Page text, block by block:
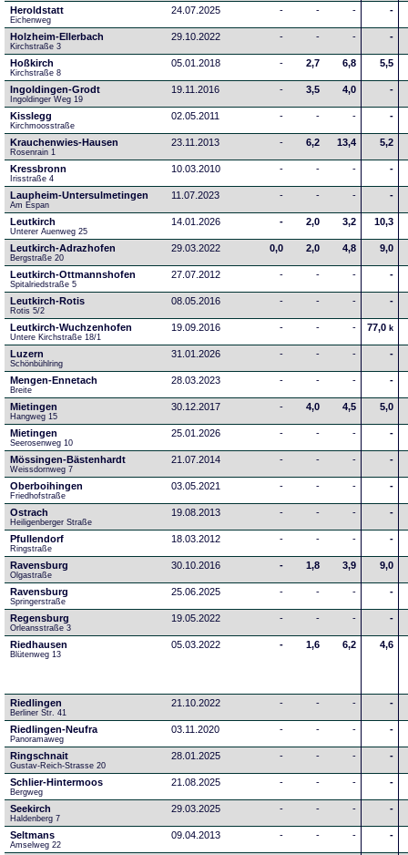
Heroldstatt
Eichenweg
24.07.2025 - - - -
Holzheim-Ellerbach
Kirchstraße 3
29.10.2022 - - - -
Hoßkirch
Kirchstraße 8
05.01.2018 - 2,7 6,8 5,5
Ingoldingen-Grodt
Ingoldinger Weg 19
19.11.2016 - 3,5 4,0 -
Kisslegg
Kirchmoosstraße
02.05.2011 - - - -
Krauchenwies-Hausen
Rosenrain 1
23.11.2013 - 6,2 13,4 5,2
Kressbronn
Irisstraße 4
10.03.2010 - - - -
Laupheim-Untersulmetingen
Am Espan
11.07.2023 - - - -
Leutkirch
Unterer Auenweg 25
14.01.2026 - 2,0 3,2 10,3
Leutkirch-Adrazhofen
Bergstraße 20
29.03.2022 0,0 2,0 4,8 9,0
Leutkirch-Ottmannshofen
Spitalriedstraße 5
27.07.2012 - - - -
Leutkirch-Rotis
Rotis 5/2
08.05.2016 - - - -
Leutkirch-Wuchzenhofen
Untere Kirchstraße 18/1
19.09.2016 - - - 77,0 k
Luzern
Schönbühlring
31.01.2026 - - - -
Mengen-Ennetach
Breite
28.03.2023 - - - -
Mietingen
Hangweg 15
30.12.2017 - 4,0 4,5 5,0
Mietingen
Seerosenweg 10
25.01.2026 - - - -
Mössingen-Bästenhardt
Weissdornweg 7
21.07.2014 - - - -
Oberboihingen
Friedhofstraße
03.05.2021 - - - -
Ostrach
Heiligenberger Straße
19.08.2013 - - - -
Pfullendorf
Ringstraße
18.03.2012 - - - -
Ravensburg
Olgastraße
30.10.2016 - 1,8 3,9 9,0
Ravensburg
Springerstraße
25.06.2025 - - - -
Regensburg
Orleansstraße 3
19.05.2022 - - - -
Riedhausen
Blütenweg 13
05.03.2022 - 1,6 6,2 4,6
Riedlingen
Berliner Str. 41
21.10.2022 - - - -
Riedlingen-Neufra
Panoramaweg
03.11.2020 - - - -
Ringschnait
Gustav-Reich-Strasse 20
28.01.2025 - - - -
Schlier-Hintermoos
Bergweg
21.08.2025 - - - -
Seekirch
Haldenberg 7
29.03.2025 - - - -
Seltmans
Amselweg 22
09.04.2013 - - - -